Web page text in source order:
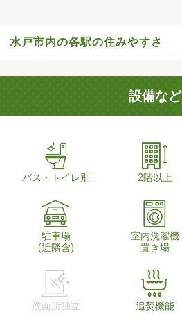
水戸市内の各駅の住みやすさ
設備など
バス・トイレ別 2階以上
駐車場
(近隣含)
室内洗濯機
置き場
洗面所独立 追焚機能